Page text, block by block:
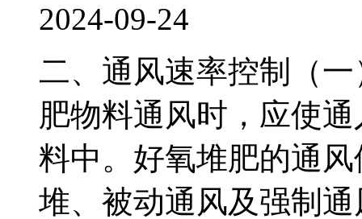
2024-09-24
二、通风速率控制（
肥物料通风时，应使
料中。好氧堆肥的通
堆、被动通风及强制通